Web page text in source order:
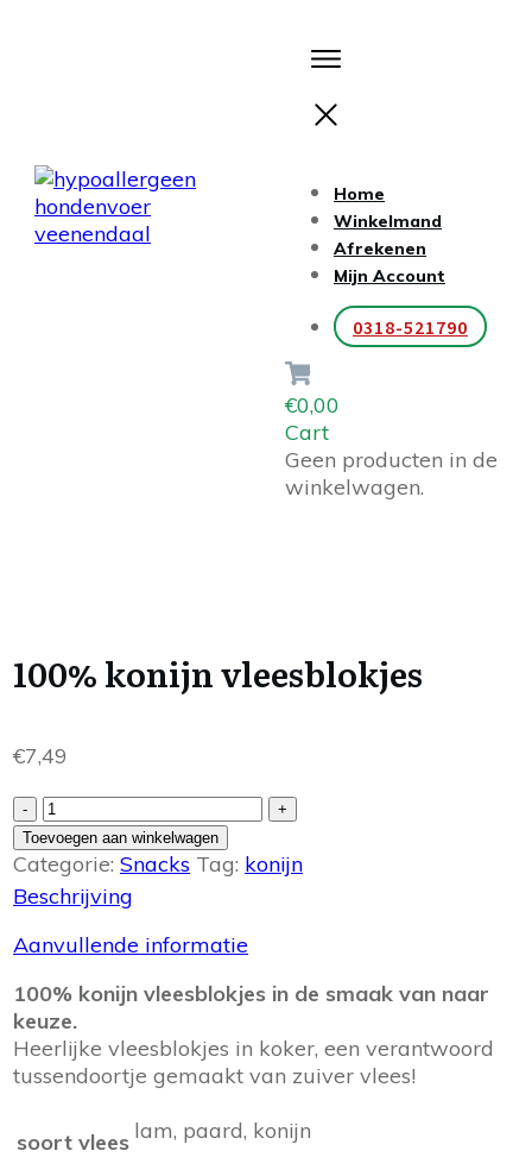
Home
Winkelmand
Afrekenen
Mijn Account
0318-521790
€0,00
Cart
Geen producten in de
winkelwagen.
100% konijn vleesblokjes
€7,49
-
100%
konijn
vleesblokjes
aantal
+
Toevoegen aan winkelwagen
Categorie: Snacks Tag: konijn
Beschrijving
Aanvullende informatie
100% konijn vleesblokjes in de smaak van naar
keuze.
Heerlijke vleesblokjes in koker, een verantwoord
tussendoortje gemaakt van zuiver vlees!
soort vlees lam, paard, konijn